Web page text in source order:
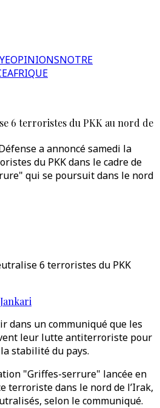
OPINIONSNOTRE
AFRIQUE
6 terroristes du PKK au nord de
a annoncé samedi la
du PKK dans le cadre de
qui se poursuit dans le nord
6 terroristes du PKK
dans un communiqué que les
leur lutte antiterroriste pour
stabilité du pays.
"Griffes-serrure" lancée en
terroriste dans le nord de l’Irak,
selon le communiqué.